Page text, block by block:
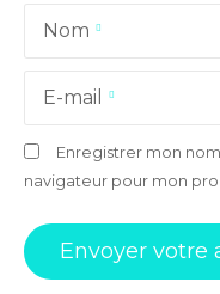
Nom
E-mail
Enregistrer mon
navigateur pour mon